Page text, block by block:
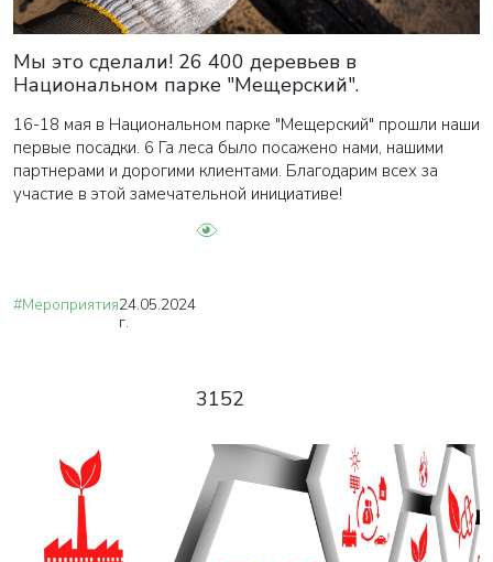
Мы это сделали! 26 400 деревьев в
Национальном парке "Мещерский".
16-18 мая в Национальном парке "Мещерский" прошли наши
первые посадки. 6 Га леса было посажено нами, нашими
партнерами и дорогими клиентами. Благодарим всех за
участие в этой замечательной инициативе!
#Мероприятия24.05.2024
г.
3152